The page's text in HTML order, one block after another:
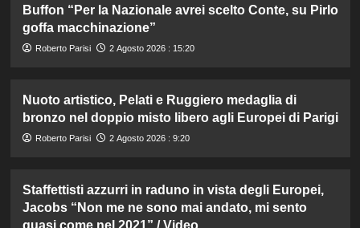
Buffon “Per la Nazionale avrei scelto Conte, su Pirlo
goffa macchinazione”
Roberto Parisi 2 Agosto 2026 : 15:20
Nuoto artistico, Pelati e Ruggiero medaglia di
bronzo nel doppio misto libero agli Europei di Parigi
Roberto Parisi 2 Agosto 2026 : 9:20
Staffettisti azzurri in raduno in vista degli Europei,
Jacobs “Non me ne sono mai andato, mi sento
quasi come nel 2021” / Video